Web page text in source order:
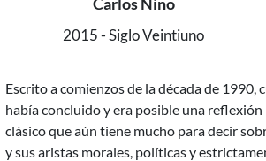
2015 Siglo Veintiuno
Escrito a comienzos de la década de
había concluido y era posible una
clásico que aún tiene mucho para decir
y sus aristas morales, políticas y